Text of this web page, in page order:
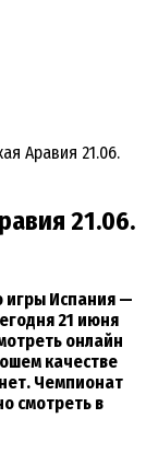
Аравия 21.06.
21.06.
игры Испания —
21 июня
онлайн
качестве
Чемпионат
смотреть в